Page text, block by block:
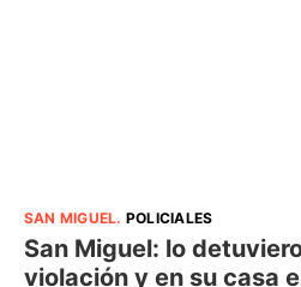
SAN MIGUEL. POLICIALES
San Miguel: lo
violación y en su casa